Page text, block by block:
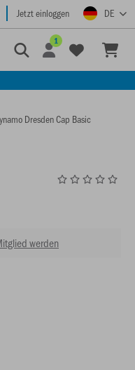
Jetzt einloggen DE
1
Dresden Cap Basic
werden